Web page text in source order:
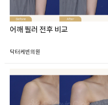
어깨 필러 전후 비교
닥터케빈의원